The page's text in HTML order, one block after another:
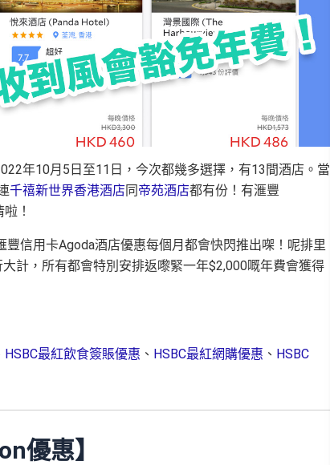
年10月5日至11日，今次都幾多選擇，有13間酒店。當
千禧新世界香港酒店同帝苑酒店都有份！有滙豐
！
豐信用卡Agoda酒店優惠每個月都會快閃推出㗎！呢排里
計，所有都會特別安排返嚟緊一年$2,000嘅年費會獲得
HSBC最紅飲食簽賬優惠 、 HSBC最紅網購優惠 、 HSBC
優惠】